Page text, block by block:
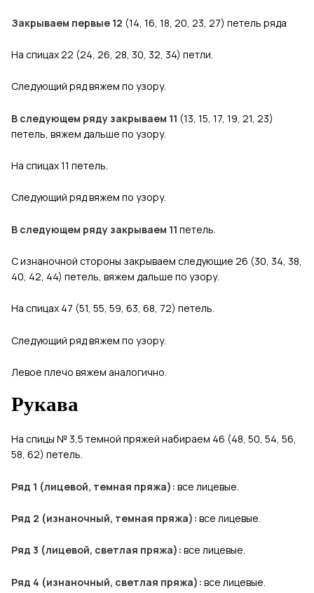
Закрываем первые 12 (14, 16, 18, 20, 23, 27) петель ряда
На спицах 22 (24, 26, 28, 30, 32, 34) петли.
Следующий ряд вяжем по узору.
В следующем ряду закрываем 11 (13, 15, 17, 19, 21, 23)
петель, вяжем дальше по узору.
На спицах 11 петель.
Следующий ряд вяжем по узору.
В следующем ряду закрываем 11 петель.
С изнаночной стороны закрываем следующие 26 (30, 34, 38,
40, 42, 44) петель, вяжем дальше по узору.
На спицах 47 (51, 55, 59, 63, 68, 72) петель.
Следующий ряд вяжем по узору.
Левое плечо вяжем аналогично.
Рукава
На спицы № 3,5 темной пряжей набираем 46 (48, 50, 54, 56,
58, 62) петель.
Ряд 1 (лицевой, темная пряжа): все лицевые.
Ряд 2 (изнаночный, темная пряжа): все лицевые.
Ряд 3 (лицевой, светлая пряжа): все лицевые.
Ряд 4 (изнаночный, светлая пряжа): все лицевые.